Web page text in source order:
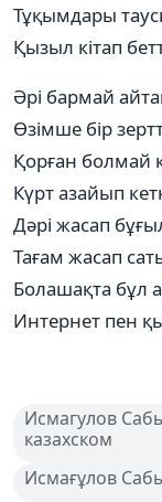
Тұқымдары
Қызыл кітап
Əрі бармай
Өзімше бір
Қорған болмай
Күрт азайып
Дəрі жасап
Тағам жасап
Болашақта бұл
Интернет пен
Исмагулов
казахском
Исмағұлов